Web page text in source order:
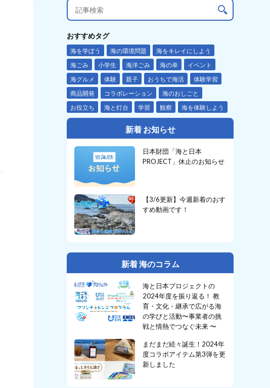
おすすめタグ
海を学ぼう 海の環境問題
海をキレイにしよう
海ごみ
小学生 海洋ごみ 海の幸
イベント
海グルメ
体験 親子 おうちで海活
体験学習
商品開発
コラボレーション
海のおしごと
お役立ち
海と灯台 学習 観察 海を体験しよう
新着 お知らせ
日本財団「海と日本
PROJECT」休止のお知らせ
【3/6更新】今週新着のおす
すめ動画です！
新着 海のコラム
海と日本プロジェクトの
2024年度を振り返る！ 教
育・文化・継承で広がる海
の学びと活動〜事業者の挑
戦と情熱でつなぐ未来 〜
まだまだ続々誕生！2024年
度コラボアイテム第3弾を更
新しました